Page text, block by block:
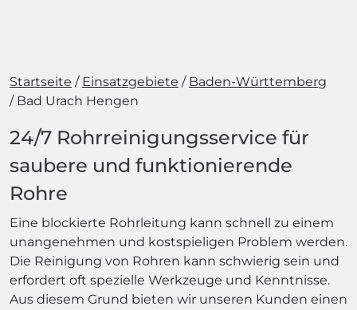
Startseite Einsatzgebiete
Baden-Württemberg
Bad Urach Hengen
24/7 Rohrreinigungsservice für
saubere und funktionierende
Rohre
Eine blockierte Rohrleitung kann schnell zu einem
unangenehmen und kostspieligen Problem werden.
Die Reinigung von Rohren kann schwierig sein und
erfordert oft spezielle Werkzeuge und Kenntnisse.
Aus diesem Grund bieten wir unseren Kunden einen